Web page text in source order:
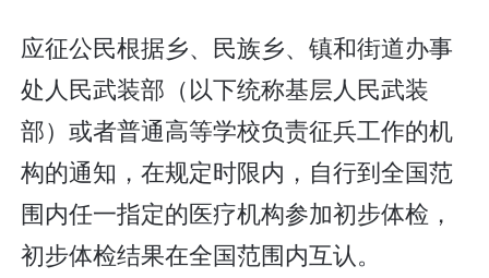
应征公民根据乡、民族乡、镇和街道办事
处人民武装部（以下统称基层人民武装
部）或者普通高等学校负责征兵工作的机
构的通知，在规定时限内，自行到全国范
围内任一指定的医疗机构参加初步体检，
初步体检结果在全国范围内互认。